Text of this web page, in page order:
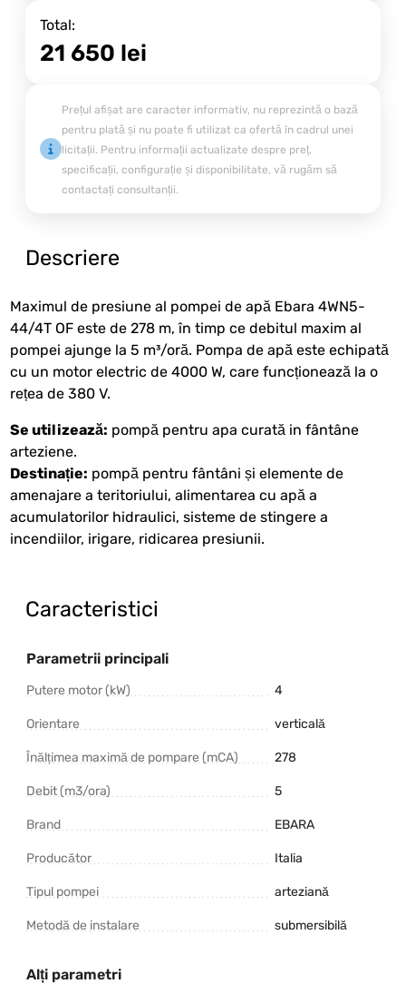
Total:
21 650 lei
Prețul afișat are caracter informativ, nu reprezintă o bază
pentru plată și nu poate fi utilizat ca ofertă în cadrul unei
licitații. Pentru informații actualizate despre preț,
specificații, configurație și disponibilitate, vă rugăm să
contactați consultanții.
Descriere
Maximul de presiune al pompei de apă Ebara 4WN5-
44/4T OF este de 278 m, în timp ce debitul maxim al
pompei ajunge la 5 m³/oră. Pompa de apă este echipată
cu un motor electric de 4000 W, care funcționează la o
rețea de 380 V.
Se utilizează: pompă pentru apa curată in fântâne
arteziene.
Destinație: pompă pentru fântâni și elemente de
amenajare a teritoriului, alimentarea cu apă a
acumulatorilor hidraulici, sisteme de stingere a
incendiilor, irigare, ridicarea presiunii.
Caracteristici
Parametrii principali
Putere motor (kW) 4
Orientare verticală
Înălțimea maximă de pompare (mCA) 278
Debit (m3/ora) 5
Brand EBARA
Producător Italia
Tipul pompei arteziană
Metodă de instalare submersibilă
Alți parametri